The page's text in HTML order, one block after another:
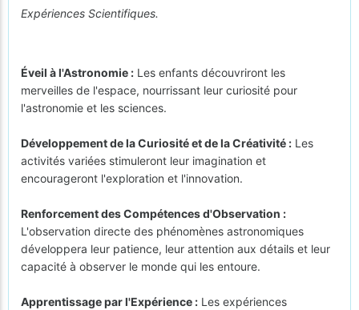
Expériences Scientifiques.
Éveil à l'Astronomie : Les enfants découvriront les
merveilles de l'espace, nourrissant leur curiosité pour
l'astronomie et les sciences.
Développement de la Curiosité et de la Créativité : Les
activités variées stimuleront leur imagination et
encourageront l'exploration et l'innovation.
Renforcement des Compétences d'Observation :
L'observation directe des phénomènes astronomiques
développera leur patience, leur attention aux détails et leur
capacité à observer le monde qui les entoure.
Apprentissage par l'Expérience : Les expériences